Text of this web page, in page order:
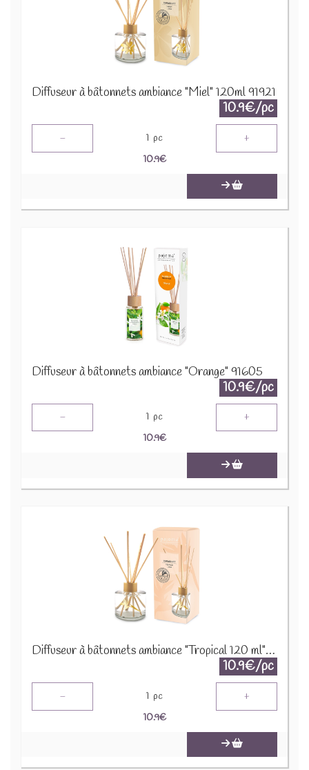
Diffuseur à bâtonnets ambiance "Miel" 120ml 91921
10.9€/pc
- 1 pc +
10.9€
Diffuseur à bâtonnets ambiance "Orange" 91605
10.9€/pc
- 1 pc +
10.9€
Diffuseur à bâtonnets ambiance "Tropical 120 ml" 120ml 91816
10.9€/pc
- 1 pc +
10.9€